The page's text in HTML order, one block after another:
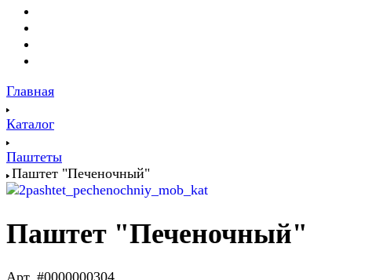
Главная
Каталог
Паштеты
Паштет "Печеночный"
Паштет "Печеночный"